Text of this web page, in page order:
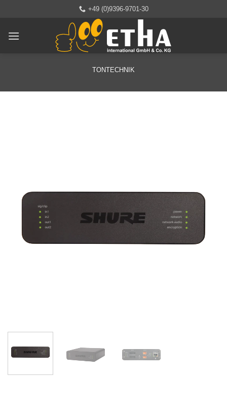
springen
+49 (0)9396-9701-30
TONTECHNIK